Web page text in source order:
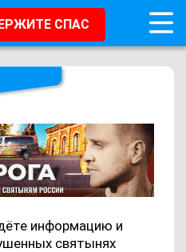
СПАС
информацию и
святынях